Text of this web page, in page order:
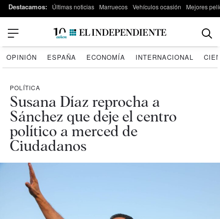
Destacamos: Últimas noticias Marruecos Vehículos ocasión Mejores
OPINIÓN ESPAÑA ECONOMÍA INTERNACIONAL
POLÍTICA
Susana Díaz reprocha a
Sánchez que deje el centro
político a merced de
Ciudadanos